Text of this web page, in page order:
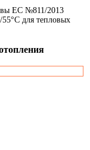
ЕС №811/2013
для тепловых